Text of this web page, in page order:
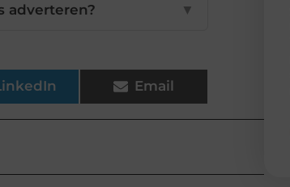
adverteren? ▼
Email